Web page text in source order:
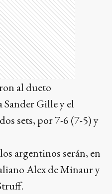
al dueto
Gille y el
sets, por 7-6 (7-5) y
argentinos serán, en
Alex de Minaur y